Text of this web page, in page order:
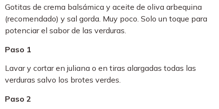
Gotitas de crema balsámica y aceite de oliva arbequina
(recomendado) y sal gorda. Muy poco. Solo un toque para
potenciar el sabor de las verduras.
Paso 1
Lavar y cortar en juliana o en tiras alargadas todas las
verduras salvo los brotes verdes.
Paso 2